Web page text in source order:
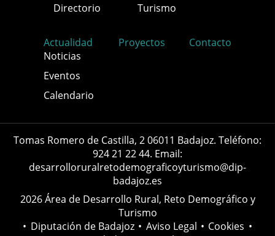
Directorio
Turismo
Actualidad
Noticias
Eventos
Calendario
Proyectos Contacto
Tomas Romero de Castilla, 2 06011 Badajoz. Teléfono:
924 21 22 44. Email:
desarrolloruralretodemograficoyturismo@dip-
badajoz.es
2026 Área de Desarrollo Rural, Reto Demográfico y
Turismo
• Diputación de Badajoz • Aviso Legal • Cookies •